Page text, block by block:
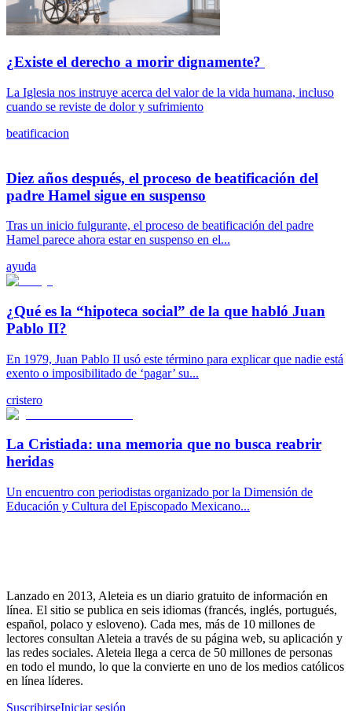
¿Existe el derecho a morir dignamente?
La Iglesia nos instruye acerca del valor de la vida humana, incluso
cuando se reviste de dolor y sufrimiento
beatificacion
Diez años después, el proceso de beatificación del
padre Hamel sigue en suspenso
Tras un inicio fulgurante, el proceso de beatificación del padre
Hamel parece ahora estar en suspenso en el...
ayuda
¿Qué es la “hipoteca social” de la que habló Juan
Pablo II?
En 1979, Juan Pablo II usó este término para explicar que nadie está
exento o imposibilitado de ‘pagar’ su...
cristero
La Cristiada: una memoria que no busca reabrir
heridas
Un encuentro con periodistas organizado por la Dimensión de
Educación y Cultura del Episcopado Mexicano...
Lanzado en 2013, Aleteia es un diario gratuito de información en
línea. El sitio se publica en seis idiomas (francés, inglés, portugués,
español, polaco y esloveno). Cada mes, más de 10 millones de
lectores consultan Aleteia a través de su página web, su aplicación y
las redes sociales. Aleteia llega a cerca de 50 millones de personas
en todo el mundo, lo que la convierte en uno de los medios católicos
en línea líderes.
SuscribirseIniciar sesión